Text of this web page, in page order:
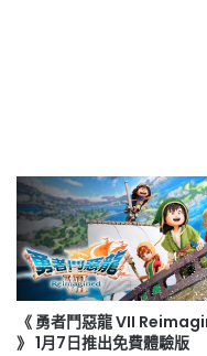
《 勇者鬥惡龍 VII
》 1月7日推出免費體驗版